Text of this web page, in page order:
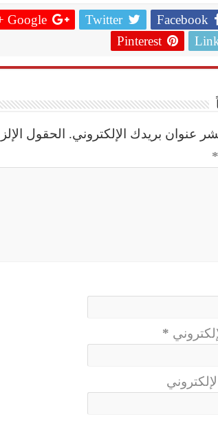
Facebook
Twitter
Google +
Pinterest
عنوان بريدك الإلكتروني. الحقول
*
*